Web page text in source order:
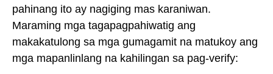
pahinang ito ay nagiging mas karaniwan.
Maraming mga tagapagpahiwatig ang
makakatulong sa mga gumagamit na matukoy ang
mga mapanlinlang na kahilingan sa pag-verify: